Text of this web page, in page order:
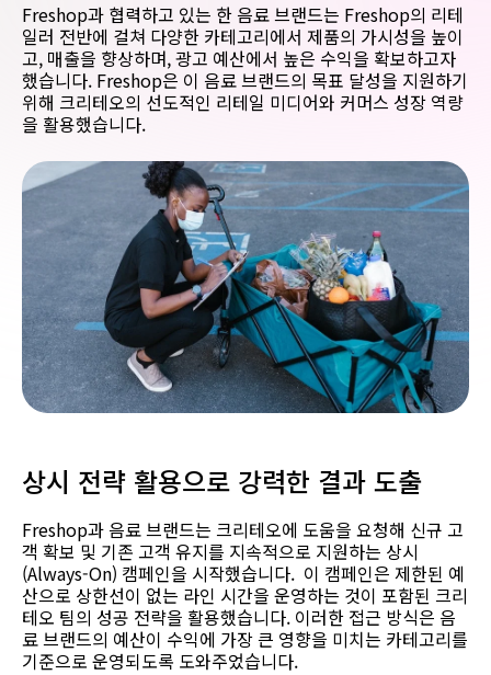
Freshop과 협력하고 있는 한 음료 브랜드는 Freshop의 리테
일러 전반에 걸쳐 다양한 카테고리에서 제품의 가시성을 높이
고, 매출을 향상하며, 광고 예산에서 높은 수익을 확보하고자
했습니다. Freshop은 이 음료 브랜드의 목표 달성을 지원하기
위해 크리테오의 선도적인 리테일 미디어와 커머스 성장 역량
을 활용했습니다.
상시 전략 활용으로 강력한 결과 도출
Freshop과 음료 브랜드는 크리테오에 도움을 요청해 신규 고
객 확보 및 기존 고객 유지를 지속적으로 지원하는 상시
(Always-On) 캠페인을 시작했습니다. 이 캠페인은 제한된 예
산으로 상한선이 없는 라인 시간을 운영하는 것이 포함된 크리
테오 팀의 성공 전략을 활용했습니다. 이러한 접근 방식은 음
료 브랜드의 예산이 수익에 가장 큰 영향을 미치는 카테고리를
기준으로 운영되도록 도와주었습니다.